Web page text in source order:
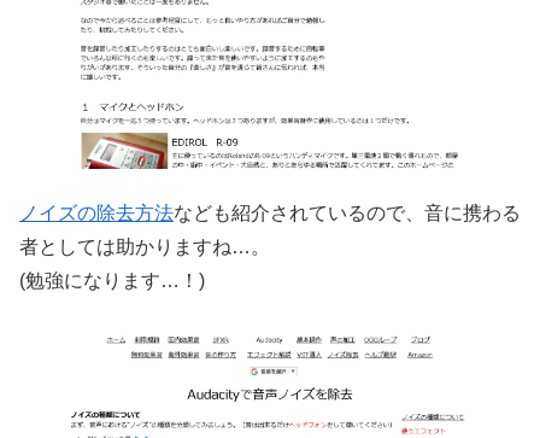
ノイズの除去方法なども紹介されているので、音に携わる
者としては助かりますね…。
(勉強になります…！)